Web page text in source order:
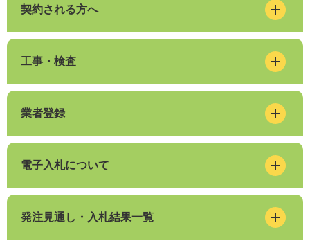
契約される方へ
工事・検査
業者登録
電子入札について
発注見通し・入札結果一覧